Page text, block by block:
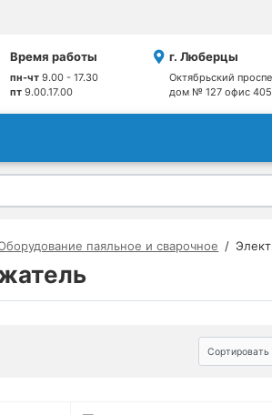
Время работы
пн-чт9.00 - 17.30
пт9.00.17.00
г. Люберцы
Октябрьский
дом № 127 офис 405
паяльное и сварочное
Сортировать